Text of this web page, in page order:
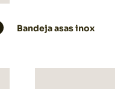
Bandeja asas inox